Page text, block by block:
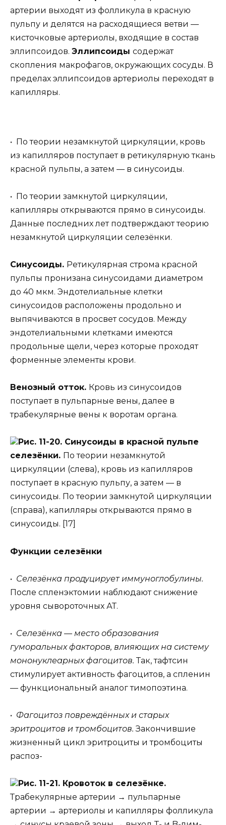
артерии выходят из фолликула в красную
пульпу и делятся на расходящиеся ветви —
кисточковые артериолы, входящие в состав
эллипсоидов. Эллипсоиды содержат
скопления макрофагов, окружающих сосуды. В
пределах эллипсоидов артериолы переходят в
капилляры.
• По теории незамкнутой циркуляции, кровь
из капилляров поступает в ретикулярную ткань
красной пульпы, а затем — в синусоиды.
• По теории замкнутой циркуляции,
капилляры открываются прямо в синусоиды.
Данные последних лет подтверждают теорию
незамкнутой циркуляции селезёнки.
Синусоиды. Ретикулярная строма красной
пульпы пронизана синусоидами диаметром
до 40 мкм. Эндотелиальные клетки
синусоидов расположены продольно и
выпячиваются в просвет сосудов. Между
эндотелиальными клетками имеются
продольные щели, через которые проходят
форменные элементы крови.
Венозный отток. Кровь из синусоидов
поступает в пульпарные вены, далее в
трабекулярные вены к воротам органа.
Рис. 11-20. Синусоиды в красной пульпе
селезёнки. По теории незамкнутой
циркуляции (слева), кровь из капилляров
поступает в красную пульпу, а затем — в
синусоиды. По теории замкнутой циркуляции
(справа), капилляры открываются прямо в
синусоиды. [17]
Функции селезёнки
• Селезёнка продуцирует иммуноглобулины.
После спленэктомии наблюдают снижение
уровня сывороточных АТ.
• Cелезёнка — место образования
гуморальных факторов, влияющих на систему
мононуклеарных фагоцитов.Так, тафтсин
стимулирует активность фагоцитов, а спленин
— функциональный аналог тимопоэтина.
• Фагоцитоз повреждённых и старых
эритроцитов и тромбоцитов.Закончившие
жизненный цикл эритроциты и тромбоциты
распоз-
Рис. 11-21. Кровоток в селезёнке.
Трабекулярные артерии → пульпарные
артерии → артериолы и капилляры фолликула